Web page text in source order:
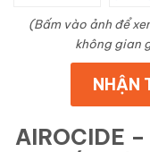
(Bấm vào ảnh để
không gian
NHẬN
AIROCIDE